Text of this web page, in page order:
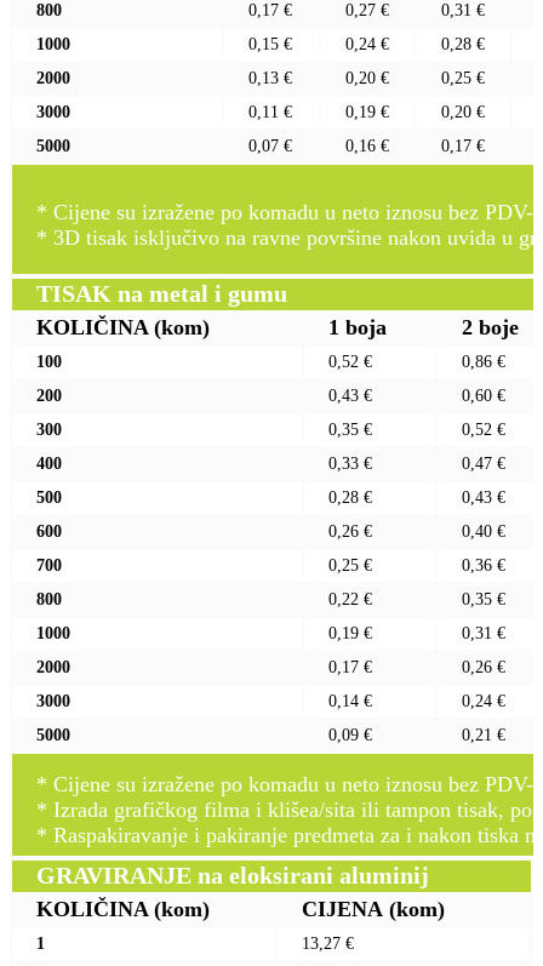
800
0,17 € 0,27 € 0,31 €
1000
0,15 € 0,24 € 0,28 €
2000
0,13 € 0,20 € 0,25 €
3000
0,11 € 0,19 € 0,20 €
5000
0,07 € 0,16 € 0,17 €
* Cijene su izražene po komadu u neto iznosu bez PDV-
* 3D tisak isključivo na ravne površine nakon uvida u
TISAK na metal i gumu
KOLIČINA (kom) 1 boja 2 boje
100 0,52 €
0,86 €
200
0,43 €
0,60 €
300
0,35 €
0,52 €
400
0,33 €
0,47 €
500
0,28 €
0,43 €
600
0,26 €
0,40 €
700
0,25 €
0,36 €
800
0,22 €
0,35 €
1000
0,19 €
0,31 €
2000
0,17 €
0,26 €
3000
0,14 €
0,24 €
5000
0,09 € 0,21 €
* Cijene su izražene po komadu u neto iznosu bez PDV-
* Izrada grafičkog filma i klišea/sita ili tampon tisak, po
* Raspakiravanje i pakiranje predmeta za i nakon tiska
GRAVIRANJE na eloksirani aluminij
KOLIČINA (kom) CIJENA (kom)
1
13,27 €